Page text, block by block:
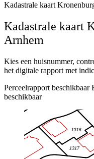
Kadastrale kaart
Kadastrale kaart
Arnhem
Kies een huisnummer,
het digitale rapport met
Perceelrapport beschikbaar
beschikbaar